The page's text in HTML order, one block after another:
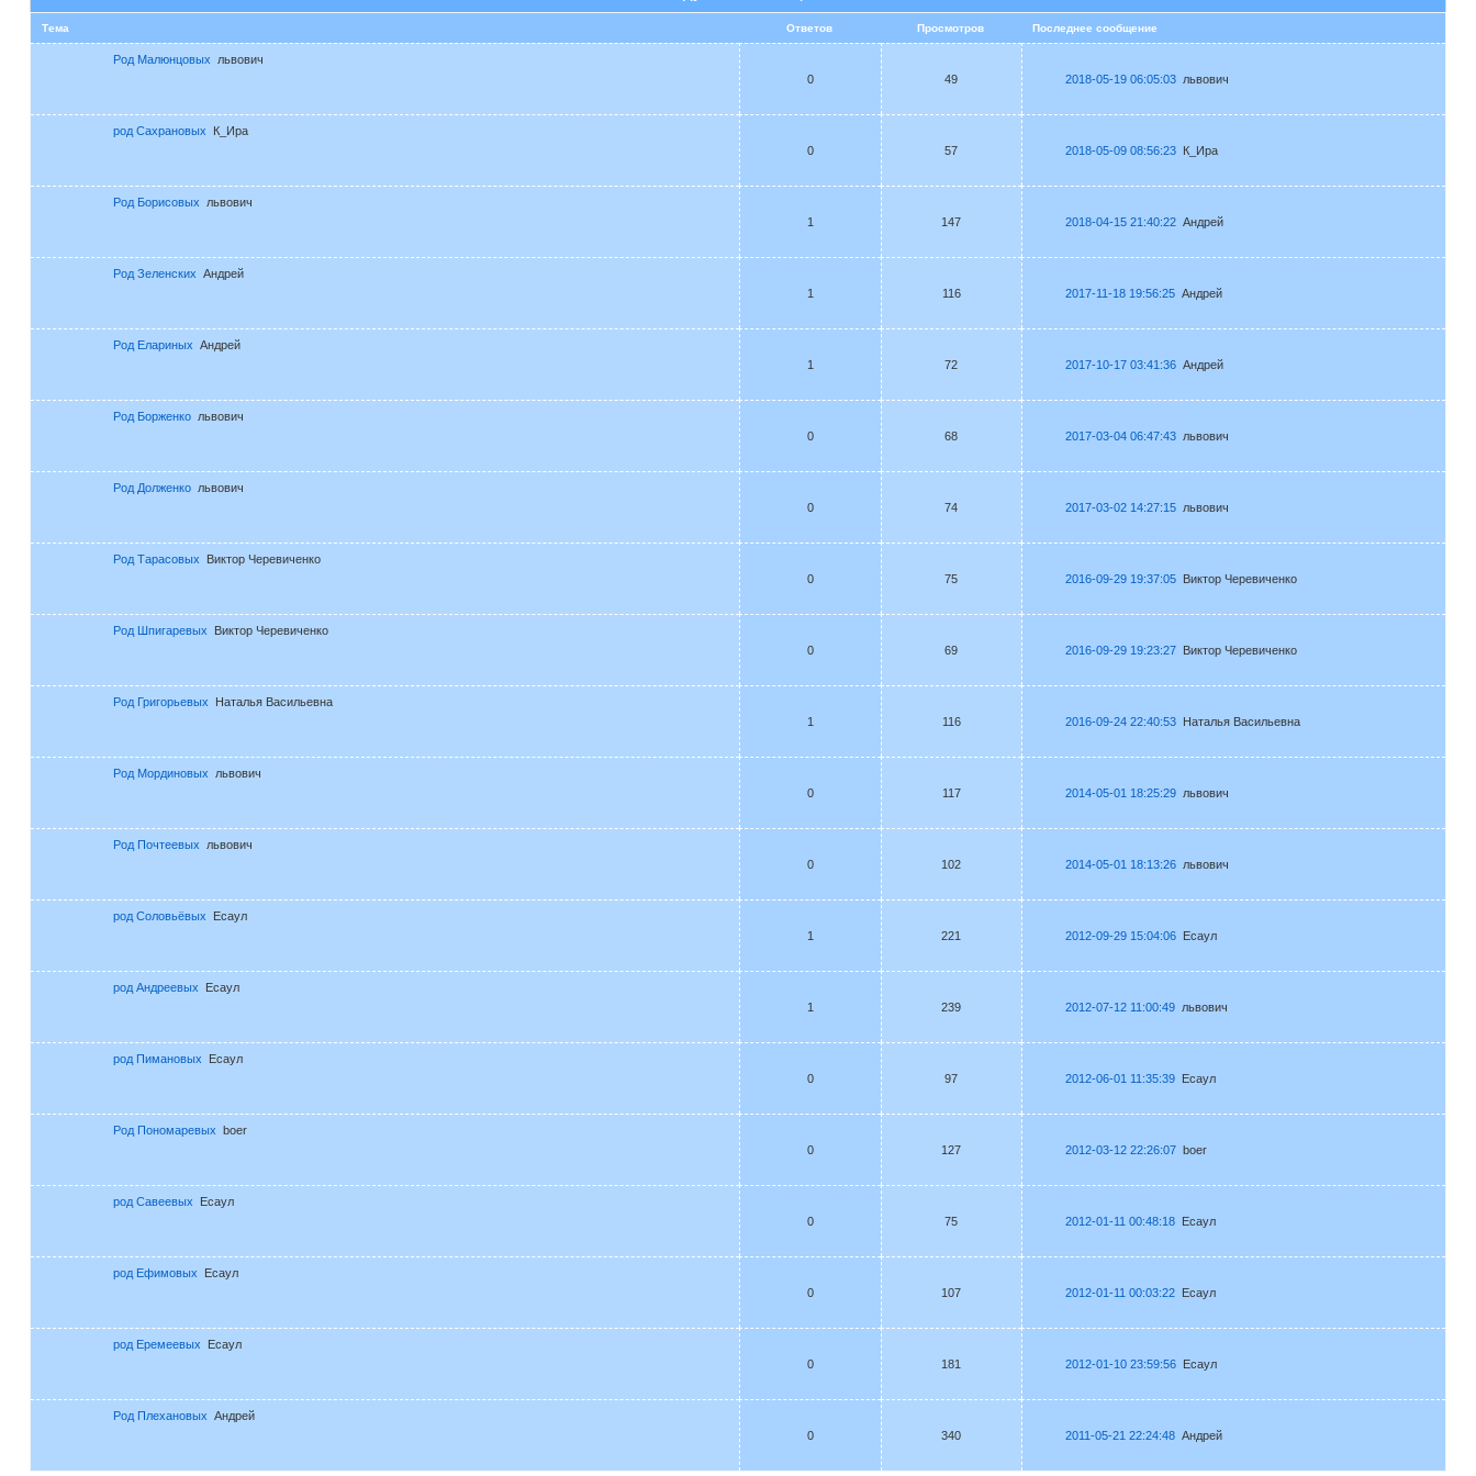
Тема Ответов Просмотров Последнее сообщение
Род Малюнцовых
львович
0
49 2018-05-19 06:05:03 львович
род Сахрановых
К_Ира
0
57 2018-05-09 08:56:23 К_Ира
Род Борисовых
львович
1
147 2018-04-15 21:40:22 Андрей
Род Зеленских Андрей
1
116 2017-11-18 19:56:25 Андрей
Род Елариных Андрей
1
72 2017-10-17 03:41:36 Андрей
Род Борженко львович
0
68 2017-03-04 06:47:43 львович
Род Долженко львович
0
74 2017-03-02 14:27:15 львович
Род Тарасовых
Виктор Черевиченко
0
75 2016-09-29 19:37:05 Виктор Черевиченко
Род Шпигаревых
Виктор Черевиченко
0
69 2016-09-29 19:23:27 Виктор Черевиченко
Род Григорьевых
Наталья Васильевна
1
116 2016-09-24 22:40:53 Наталья Васильевна
Род Мординовых
львович
0
117 2014-05-01 18:25:29 львович
Род Почтеевых
львович
0
102 2014-05-01 18:13:26 львович
род Соловьёвых
Есаул
1
221 2012-09-29 15:04:06 Есаул
род Андреевых
Есаул
1
239 2012-07-12 11:00:49 львович
род Пимановых
Есаул
0
97 2012-06-01 11:35:39 Есаул
Род Пономаревых boer
0
127 2012-03-12 22:26:07 boer
род Савеевых
Есаул
0
75 2012-01-11 00:48:18 Есаул
род Ефимовых
Есаул
0
107 2012-01-11 00:03:22 Есаул
род Еремеевых
Есаул
0
181 2012-01-10 23:59:56 Есаул
Род Плехановых Андрей
0
340 2011-05-21 22:24:48 Андрей